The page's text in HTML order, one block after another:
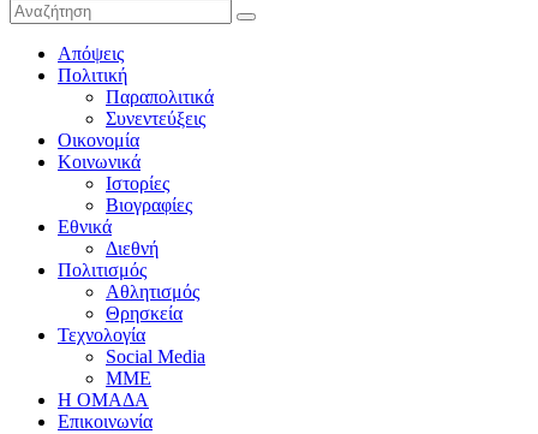
Απόψεις
Πολιτική
Παραπολιτικά
Συνεντεύξεις
Οικονομία
Κοινωνικά
Ιστορίες
Βιογραφίες
Εθνικά
Διεθνή
Πολιτισμός
Αθλητισμός
Θρησκεία
Τεχνολογία
Social Media
ΜΜΕ
Η ΟΜΑΔΑ
Επικοινωνία